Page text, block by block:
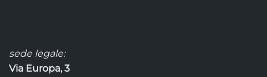
sede legale:
Via Europa, 3